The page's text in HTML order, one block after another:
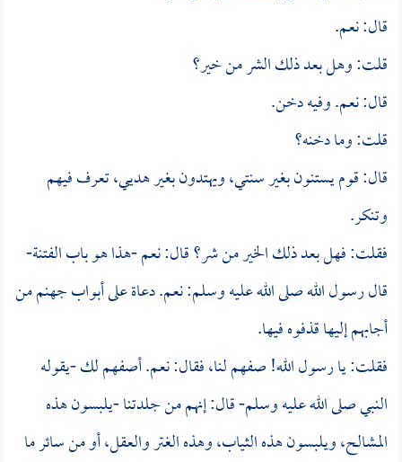
قال: نعم.
قلت: وهل بعد ذلك الشر من خير؟
قال: نعم. وفيه دخن.
قلت: وما دخنه؟
قال: قوم يستنون بغير سنتي، ويهتدون بغير هديي، تعرف فيهم
وتنكر.
فقلت: فهل بعد ذلك الخير من شر؟ قال: نعم -هذا هو باب الفتنة-
قال رسول الله صلى الله عليه وسلم: نعم. دعاة على أبواب جهنم من
أجابهم إليها قذفوه فيها.
فقلت: يا رسول الله! صفهم لنا، فقال: نعم. أصفهم لك -يقوله
النبي صلى الله عليه وسلم- قال: إنهم من جلدتنا -يلبسون هذه
المشالح، ويلبسون هذه الثياب، وهذه الغتر والعقل، أو من سائر ما